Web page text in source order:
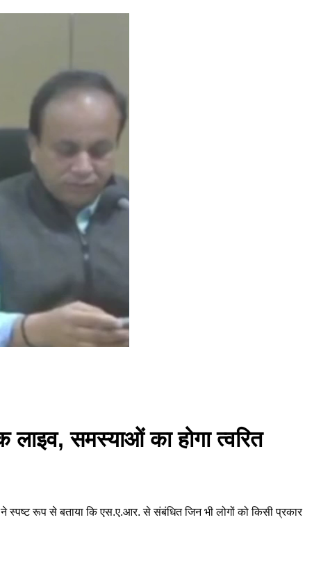
समस्याओं का होगा त्वरित
रूप से बताया कि एस.ए.आर. से संबंधित जिन भी लोगों को किसी प्रकार